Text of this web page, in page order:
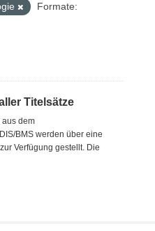
Formate:
Titelsätze
dem
BMS werden über eine
Verfügung gestellt. Die